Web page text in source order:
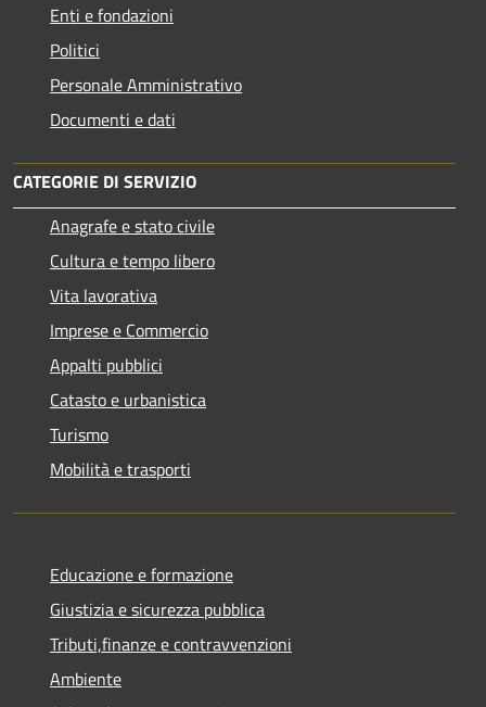
Enti e fondazioni
Politici
Personale Amministrativo
Documenti e dati
CATEGORIE DI SERVIZIO
Anagrafe e stato civile
Cultura e tempo libero
Vita lavorativa
Imprese e Commercio
Appalti pubblici
Catasto e urbanistica
Turismo
Mobilità e trasporti
Educazione e formazione
Giustizia e sicurezza pubblica
Tributi,finanze e contravvenzioni
Ambiente